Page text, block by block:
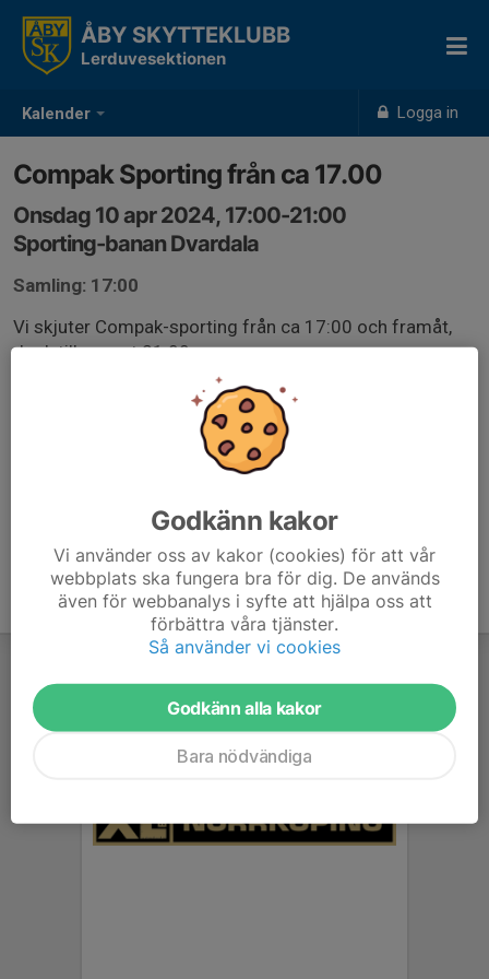
Kalender Logga in
ÅBY SKYTTEKLUBB
Lerduvesektionen
Compak Sporting från ca 17.00
Onsdag 10 apr 2024, 17:00-21:00
Sporting-banan Dvardala
Samling: 17:00
Vi skjuter Compak-sporting från ca 17:00 och framåt,
dock till senast 21:00.
Ta med egen Ammunition, finns ej på banan.
Glasögon ÄR ETT KRAV vid allt hagelskytte, hörselskydd
Godkänn kakor
Vi använder oss av kakor (cookies) för att vår
webbplats ska fungera bra för dig. De används
även för webbanalys i syfte att hjälpa oss att
förbättra våra tjänster.
Så använder vi cookies
Godkänn alla kakor
Bara nödvändiga